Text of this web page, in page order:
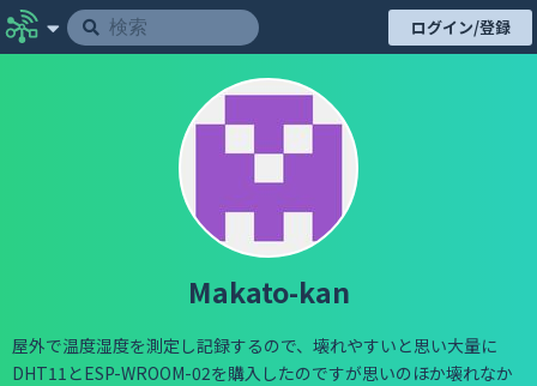
ログイン/登録
Makato-kan
屋外で温度湿度を測定し記録するので、壊れやすいと思い大量に
DHT11とESP-WROOM-02を購入したのですが思いのほか壊れなか